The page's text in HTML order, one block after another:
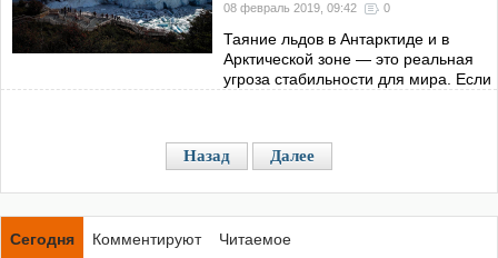
08 февраль 2019, 09:42 0
Таяние льдов в Антарктиде и в
Арктической зоне — это реальная
угроза стабильности для мира. Если
сейчас, то очень скоро жителям
Земли
Назад Далее
Сегодня Комментируют Читаемое